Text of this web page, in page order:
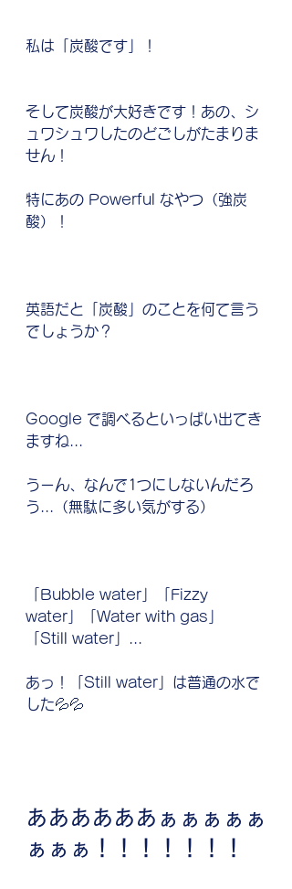
私は「炭酸です」！
そして炭酸が大好きです！あの、シ
ュワシュワしたのどごしがたまりま
せん！
特にあの Powerful なやつ（強炭
酸）！
英語だと「炭酸」のことを何て言う
でしょうか？
Google で調べるといっぱい出てき
ますね...
うーん、なんで1つにしないんだろ
う...（無駄に多い気がする）
「Bubble water」「Fizzy
water」「Water with gas」
「Still water」...
あっ！「Still water」は普通の水で
した💦💦
ああああああぁぁぁぁぁ
ぁぁぁ！！！！！！！